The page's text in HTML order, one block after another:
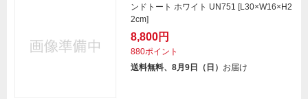
ンドトート ホワイト UN751 [L30×W16×H2
2cm]
8,800円
880ポイント
送料無料、8月9日（日） お届け